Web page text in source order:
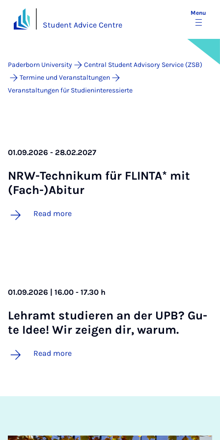
Student Advice Centre
Menu
Paderborn University
Central Student Advisory Service (ZSB)
Termine und Veranstaltungen
Veranstaltungen für Studieninteressierte
01.09.2026 - 28.02.2027
NRW-Tech­nikum für FLINTA* mit
(Fach-)Abit­ur
Read more
01.09.2026 | 16.00 - 17.30 h
Lehr­amt stu­die­ren an der UPB? Gu­
te Idee! Wir zei­­gen dir, war­um.
Read more